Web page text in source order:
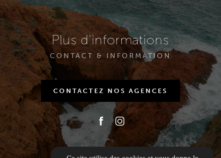
Plus d'informations
CONTACT & INFORMATION
CONTACTEZ NOS AGENCES